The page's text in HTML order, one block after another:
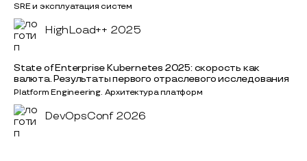
SRE и эксплуатация систем
HighLoad++ 2025
State of Enterprise Kubernetes 2025: скорость как
валюта. Результаты первого отраслевого исследования
Platform Engineering. Архитектура платформ
DevOpsConf 2026